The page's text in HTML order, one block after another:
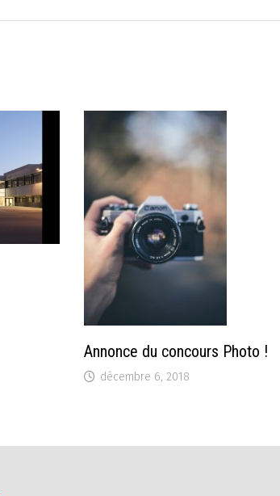
Annonce du concours Photo !
décembre 6, 2018